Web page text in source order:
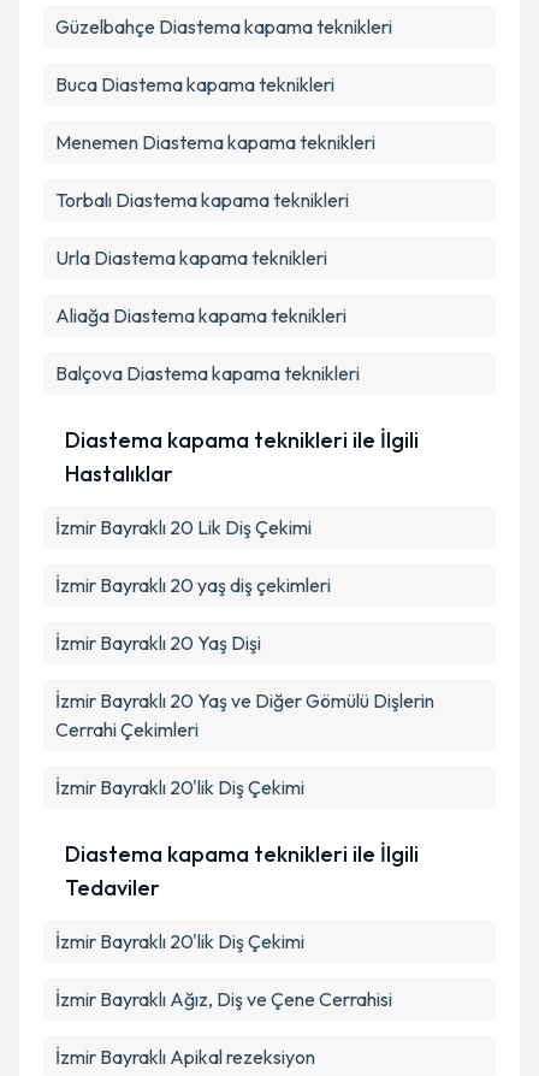
Güzelbahçe Diastema kapama teknikleri
Buca Diastema kapama teknikleri
Menemen Diastema kapama teknikleri
Torbalı Diastema kapama teknikleri
Urla Diastema kapama teknikleri
Aliağa Diastema kapama teknikleri
Balçova Diastema kapama teknikleri
Diastema kapama teknikleri ile İlgili
Hastalıklar
İzmir Bayraklı 20 Lik Diş Çekimi
İzmir Bayraklı 20 yaş diş çekimleri
İzmir Bayraklı 20 Yaş Dişi
İzmir Bayraklı 20 Yaş ve Diğer Gömülü Dişlerin
Cerrahi Çekimleri
İzmir Bayraklı 20'lik Diş Çekimi
Diastema kapama teknikleri ile İlgili
Tedaviler
İzmir Bayraklı 20'lik Diş Çekimi
İzmir Bayraklı Ağız, Diş ve Çene Cerrahisi
İzmir Bayraklı Apikal rezeksiyon